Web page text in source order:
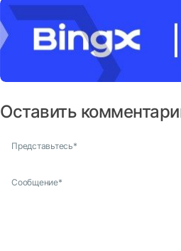
Оставить
Представьтесь*
Сообщение*